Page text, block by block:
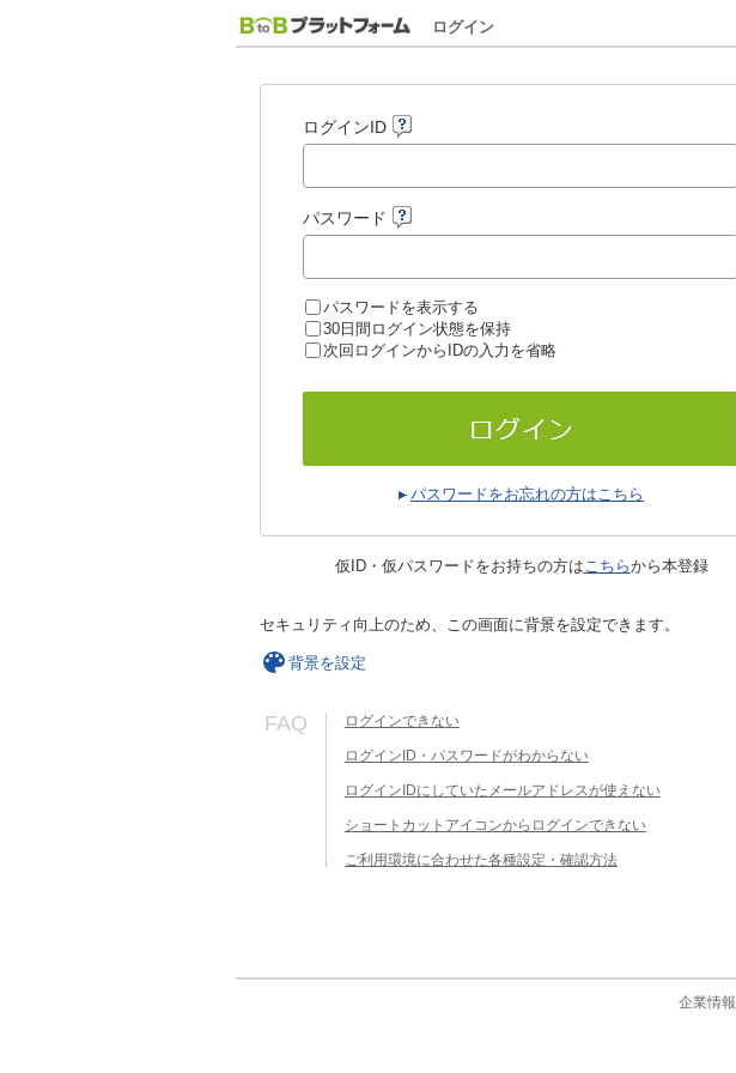
ログイン
ログインID
パスワード
パスワードを表示する
30日間ログイン状態を保持
次回ログインからIDの入力を省略
パスワードをお忘れの方はこちら
仮ID・仮パスワードをお持ちの方はこちらから本登録
セキュリティ向上のため、この画面に背景を設定できます。
背景を設定
FAQ ログインできない
ログインID・パスワードがわからない
ログインIDにしていたメールアドレスが使えない
ショートカットアイコンからログインできない
ご利用環境に合わせた各種設定・確認方法
企業情報